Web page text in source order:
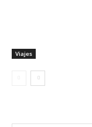
Viajes